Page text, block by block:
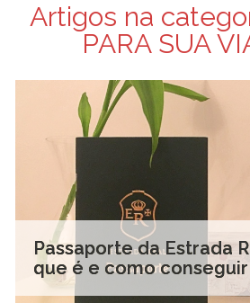
Artigos na
PARA SUA
Passaporte da Estrada
que é e como